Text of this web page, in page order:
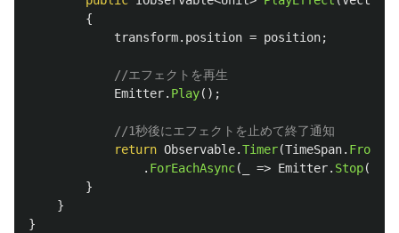
{
transform. position = position;
//エフェクトを再生
Emitter. Play();
//1秒後にエフェクトを止めて終了通知
return Observable.Timer(TimeSpan.
. ForEachAsync( => Emitter. Stop());
}
}
}